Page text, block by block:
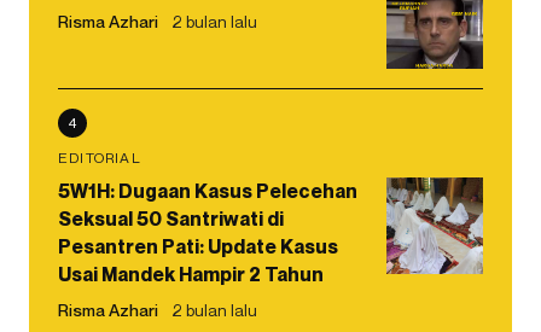
Risma Azhari 2 bulan lalu
4
EDITORIAL
5W1H: Dugaan Kasus Pelecehan
Seksual 50 Santriwati di
Pesantren Pati: Update Kasus
Usai Mandek Hampir 2 Tahun
Risma Azhari 2 bulan lalu